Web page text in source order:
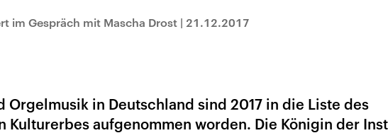
im Gespräch mit Mascha Drost | 21.12.2017
Orgelmusik in Deutschland sind 2017 in die Liste des
Kulturerbes aufgenommen worden. Die Königin der